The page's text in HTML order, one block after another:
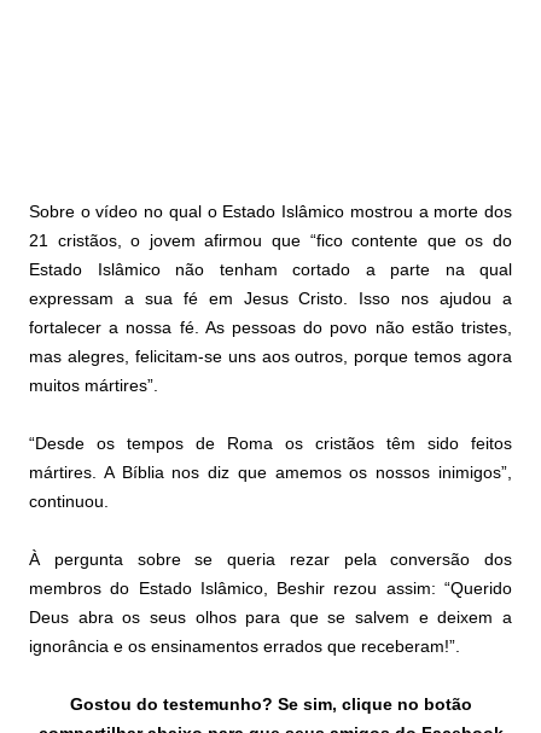
Sobre o vídeo no qual o Estado Islâmico mostrou a morte dos
21 cristãos, o jovem afirmou que “fico contente que os do
Estado Islâmico não tenham cortado a parte na qual
expressam a sua fé em Jesus Cristo. Isso nos ajudou a
fortalecer a nossa fé. As pessoas do povo não estão tristes,
mas alegres, felicitam-se uns aos outros, porque temos agora
muitos mártires”.
“Desde os tempos de Roma os cristãos têm sido feitos
mártires. A Bíblia nos diz que amemos os nossos inimigos”,
continuou.
À pergunta sobre se queria rezar pela conversão dos
membros do Estado Islâmico, Beshir rezou assim: “Querido
Deus abra os seus olhos para que se salvem e deixem a
ignorância e os ensinamentos errados que receberam!”.
Gostou do testemunho? Se sim, clique no botão